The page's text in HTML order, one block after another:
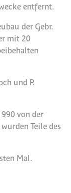
entfernt.
der Gebr.
mit 20
und P.
von der
Teile des
Mal.